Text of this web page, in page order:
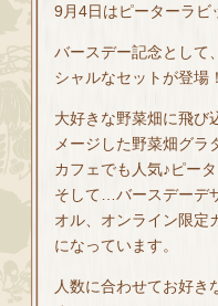
9月4日はピーターラ
バースデー記念として
シャルなセットが登場！
大好きな野菜畑に飛
メージした野菜畑グラ
カフェでも人気♪ピー
そして…バースデーデ
オル、オンライン限定
になっています。
人数に合わせてお好き